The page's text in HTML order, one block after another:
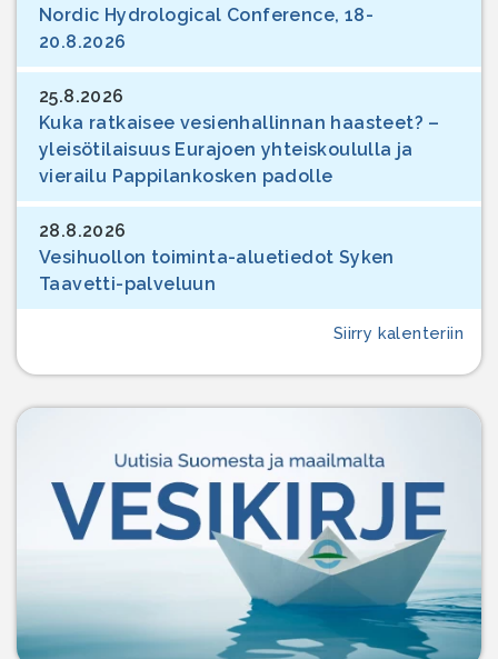
Nordic Hydrological Conference, 18-
20.8.2026
25.8.2026
Kuka ratkaisee vesienhallinnan haasteet? –
yleisötilaisuus Eurajoen yhteiskoululla ja
vierailu Pappilankosken padolle
28.8.2026
Vesihuollon toiminta-aluetiedot Syken
Taavetti-palveluun
Siirry kalenteriin